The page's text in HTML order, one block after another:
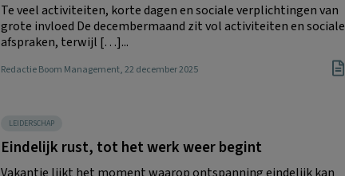
Te veel activiteiten, korte dagen en sociale verplichtingen van
grote invloed De decembermaand zit vol activiteiten en sociale
afspraken, terwijl […]...
Redactie Boom Management, 22 december 2025
LEIDERSCHAP
Eindelijk rust, tot het werk weer begint
Vakantie lijkt het moment waarop ontspanning eindelijk kan